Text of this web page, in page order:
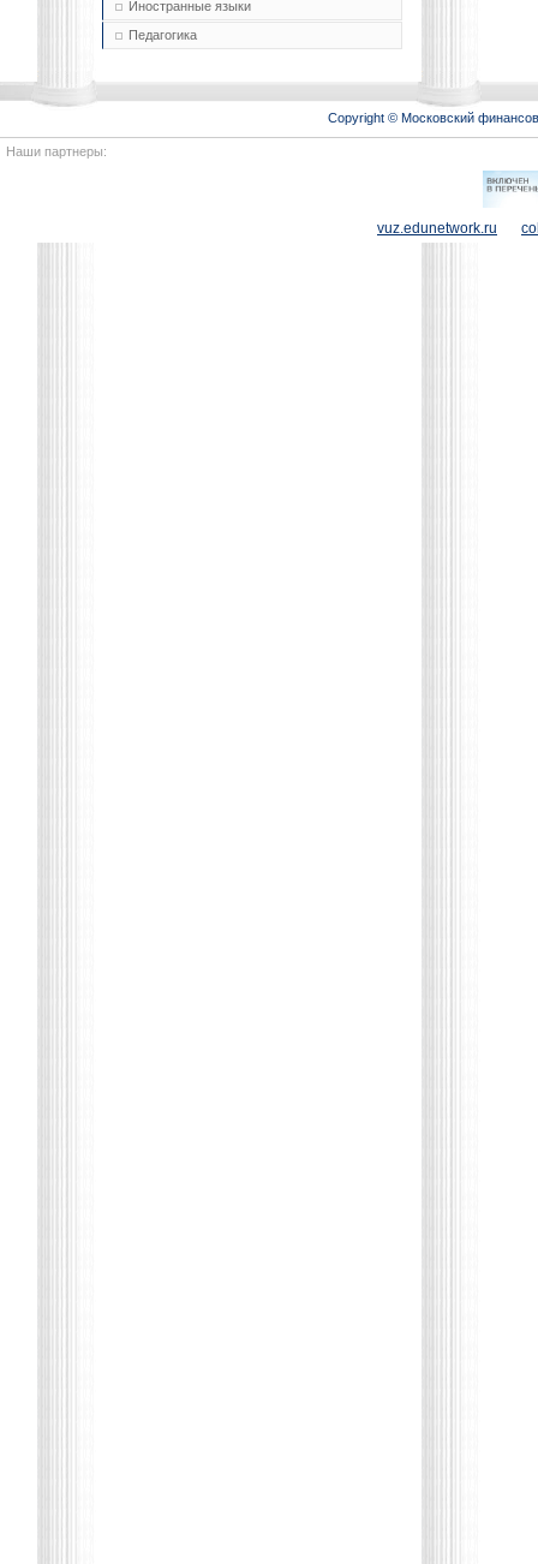
Иностранные языки
Педагогика
Copyright © Московский
Наши партнеры:
vuz.edunetwork.ru